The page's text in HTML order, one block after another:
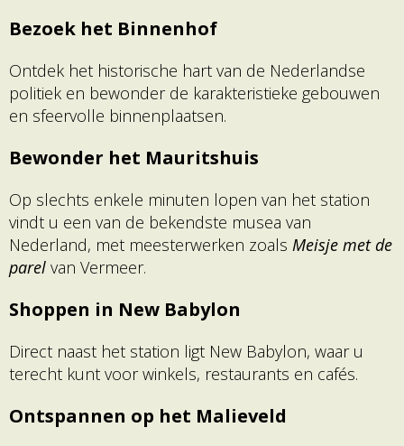
Bezoek het Binnenhof
Ontdek het historische hart van de Nederlandse
politiek en bewonder de karakteristieke gebouwen
en sfeervolle binnenplaatsen.
Bewonder het Mauritshuis
Op slechts enkele minuten lopen van het station
vindt u een van de bekendste musea van
Nederland, met meesterwerken zoals Meisje met de
parel van Vermeer.
Shoppen in New Babylon
Direct naast het station ligt New Babylon, waar u
terecht kunt voor winkels, restaurants en cafés.
Ontspannen op het Malieveld